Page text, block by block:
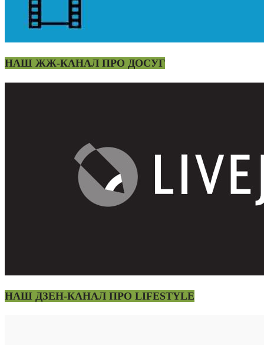
НАШ ЖЖ-КАНАЛ ПРО ДОСУГ
НАШ ДЗЕН-КАНАЛ ПРО LIFESTYLE